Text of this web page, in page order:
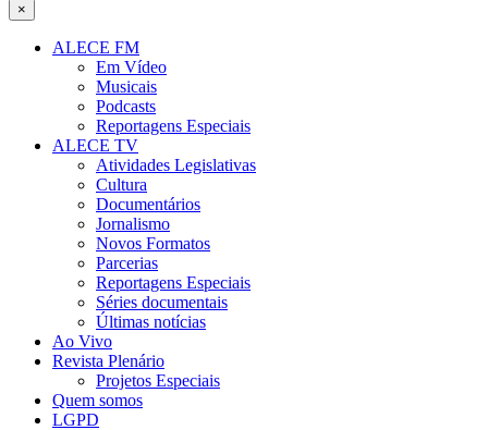
×
ALECE FM
Em Vídeo
Musicais
Podcasts
Reportagens Especiais
ALECE TV
Atividades Legislativas
Cultura
Documentários
Jornalismo
Novos Formatos
Parcerias
Reportagens Especiais
Séries documentais
Últimas notícias
Ao Vivo
Revista Plenário
Projetos Especiais
Quem somos
LGPD